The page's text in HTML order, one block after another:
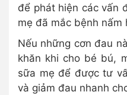
để phát hiện các vấn
mẹ đã mắc bệnh nấm
Nếu những cơn đau
khăn khi cho bé bú,
sữa mẹ để được tư
và giảm đau nhanh